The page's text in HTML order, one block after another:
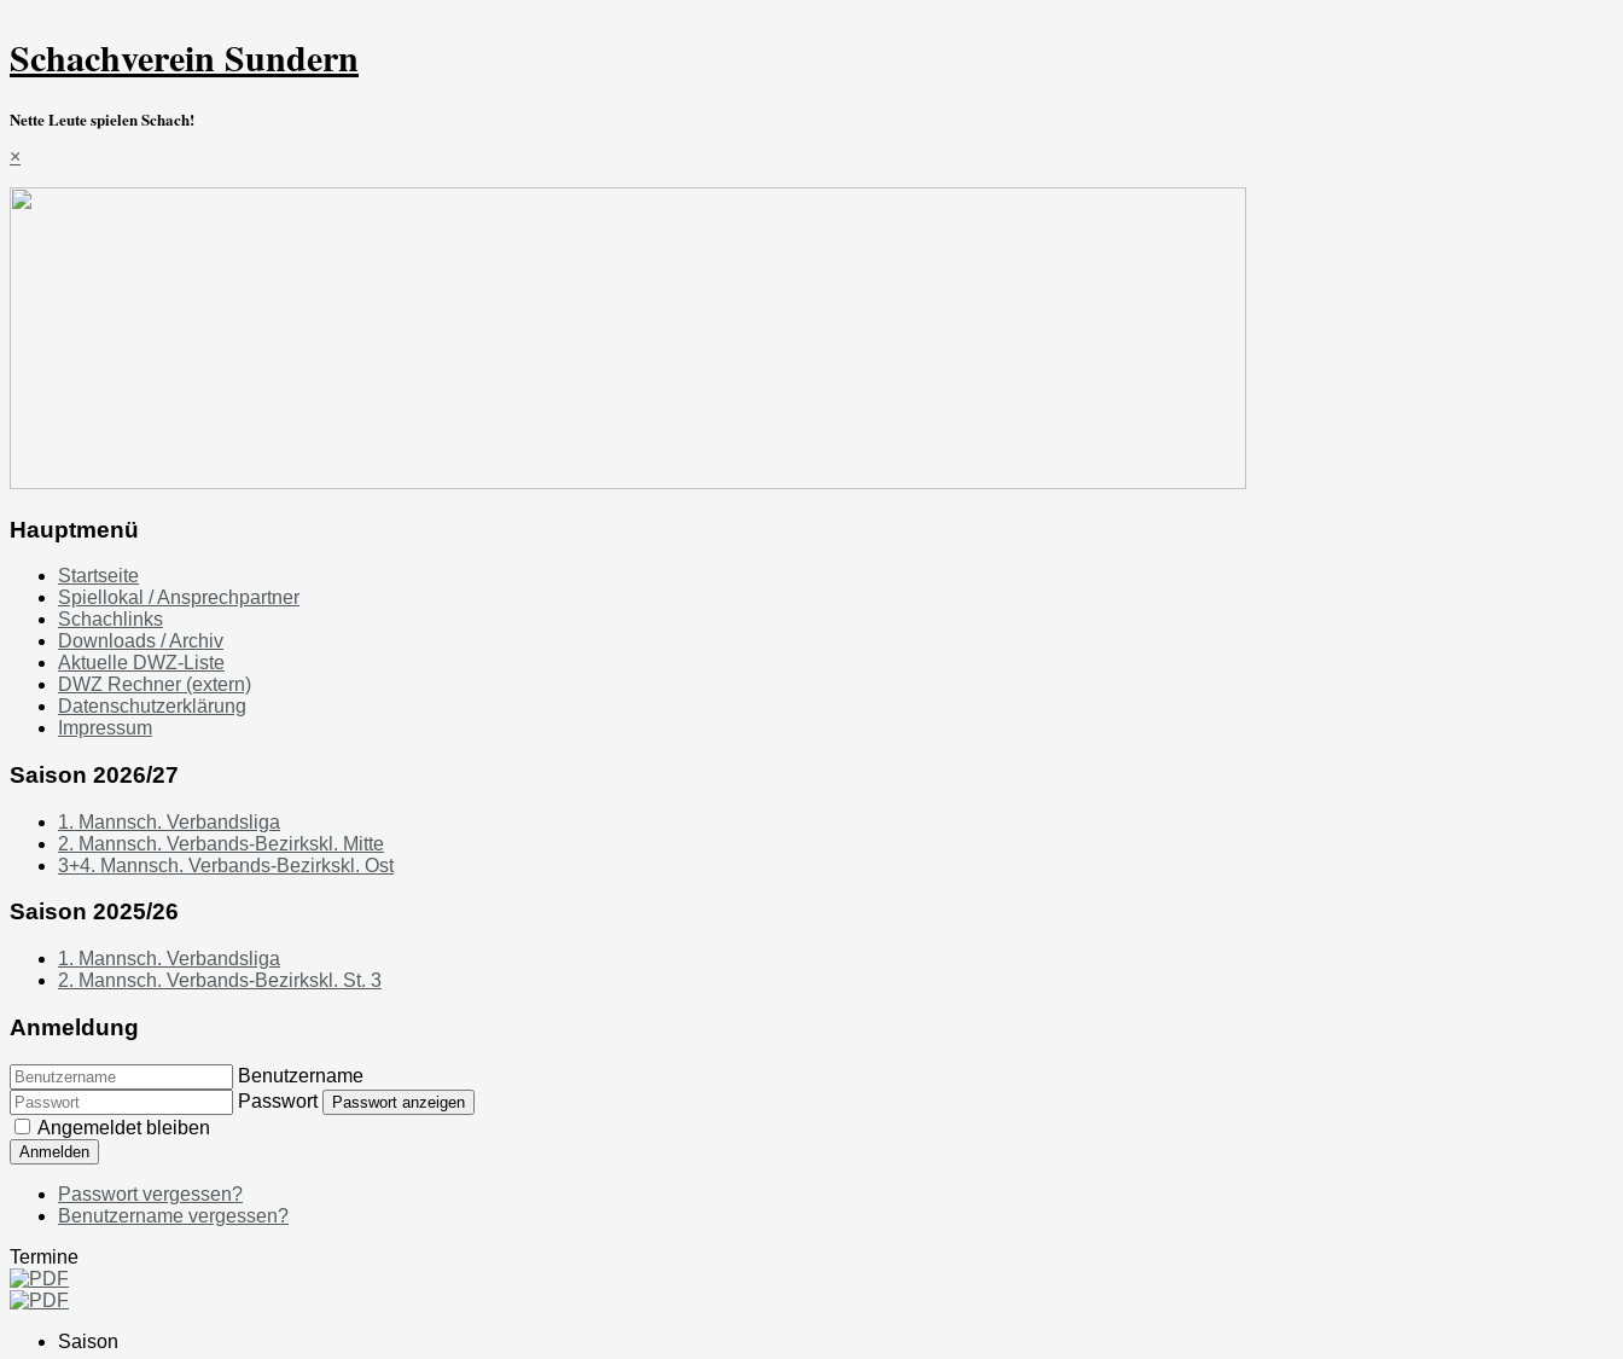
Schachverein Sundern
Nette Leute spielen Schach!
×
Hauptmenü
Startseite
Spiellokal / Ansprechpartner
Schachlinks
Downloads / Archiv
Aktuelle DWZ-Liste
DWZ Rechner (extern)
Datenschutzerklärung
Impressum
Saison 2026/27
1. Mannsch. Verbandsliga
2. Mannsch. Verbands-Bezirkskl. Mitte
3+4. Mannsch. Verbands-Bezirkskl. Ost
Saison 2025/26
1. Mannsch. Verbandsliga
2. Mannsch. Verbands-Bezirkskl. St. 3
Anmeldung
Benutzername
Passwort
Passwort anzeigen
Angemeldet bleiben
Anmelden
Passwort vergessen?
Benutzername vergessen?
Termine
Saison